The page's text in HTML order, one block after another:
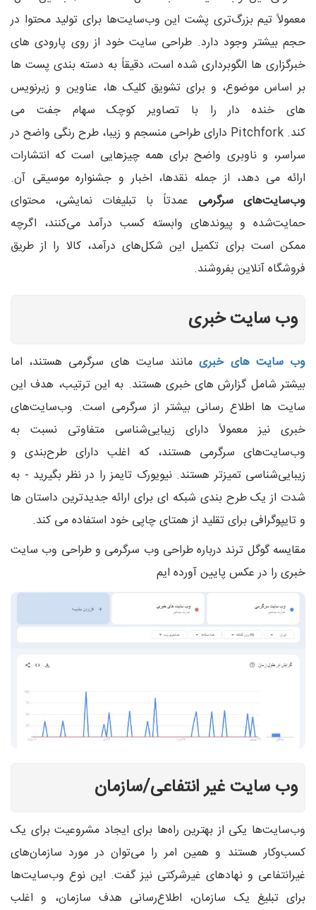
معمولاً تیم بزرگ‌تری پشت این وب‌سایت‌ها برای تولید محتوا در
حجم بیشتر وجود دارد. طراحی سایت خود از روی پارودی های
خبرگزاری ها الگوبرداری شده است، دقیقاً به دسته بندی پست ها
بر اساس موضوع، و برای تشویق کلیک ها، عناوین و زیرنویس
های خنده دار را با تصاویر کوچک سهام جفت می
کند. Pitchfork دارای طراحی منسجم و زیبا، طرح رنگی واضح در
سراسر، و ناوبری واضح برای همه چیزهایی است که انتشارات
ارائه می دهد، از جمله نقدها، اخبار و جشنواره موسیقی آن.
وب‌سایت‌های سرگرمی عمدتاً با تبلیغات نمایشی، محتوای
حمایت‌شده و پیوندهای وابسته کسب درآمد می‌کنند، اگرچه
ممکن است برای تکمیل این شکل‌های درآمد، کالا را از طریق
فروشگاه آنلاین بفروشند.
وب سایت خبری
وب سایت های خبریمانند سایت های سرگرمی هستند، اما
بیشتر شامل گزارش های خبری هستند. به این ترتیب، هدف این
سایت ها اطلاع رسانی بیشتر از سرگرمی است. وب‌سایت‌های
خبری نیز معمولاً دارای زیبایی‌شناسی متفاوتی نسبت به
وب‌سایت‌های سرگرمی هستند، که اغلب دارای طرح‌بندی و
زیبایی‌شناسی تمیزتر هستند. نیویورک تایمز را در نظر بگیرید - به
شدت از یک طرح بندی شبکه ای برای ارائه جدیدترین داستان ها
و تایپوگرافی برای تقلید از همتای چاپی خود استفاده می کند.
مقایسه گوگل ترند درباره طراحی وب سرگرمی و طراحی وب سایت
خبری را در عکس پایین آورده ایم
وب سایت غیر انتفاعی/سازمان
وب‌سایت‌ها یکی از بهترین راه‌ها برای ایجاد مشروعیت برای یک
کسب‌وکار هستند و همین امر را می‌توان در مورد سازمان‌های
غیرانتفاعی و نهادهای غیرشرکتی نیز گفت. این نوع وب‌سایت‌ها
برای تبلیغ یک سازمان، اطلاع‌رسانی هدف سازمان، و اغلب